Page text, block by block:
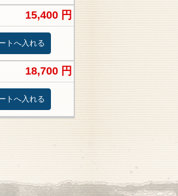
15,400 円
18,700 円